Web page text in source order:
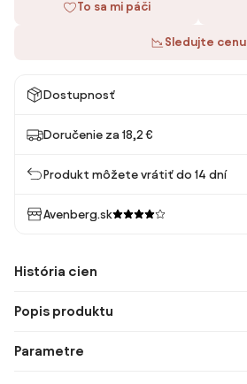
To sa mi páči
Sledujte cenu
Dostupnosť
Doručenie za 18,2 €
Produkt môžete vrátiť do 14 dní
Avenberg.sk
História cien
Popis produktu
Parametre